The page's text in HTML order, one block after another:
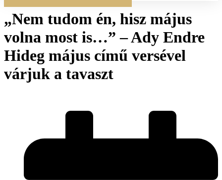
„Nem tudom én, hisz május
volna most is…” – Ady Endre
Hideg május című versével
várjuk a tavaszt